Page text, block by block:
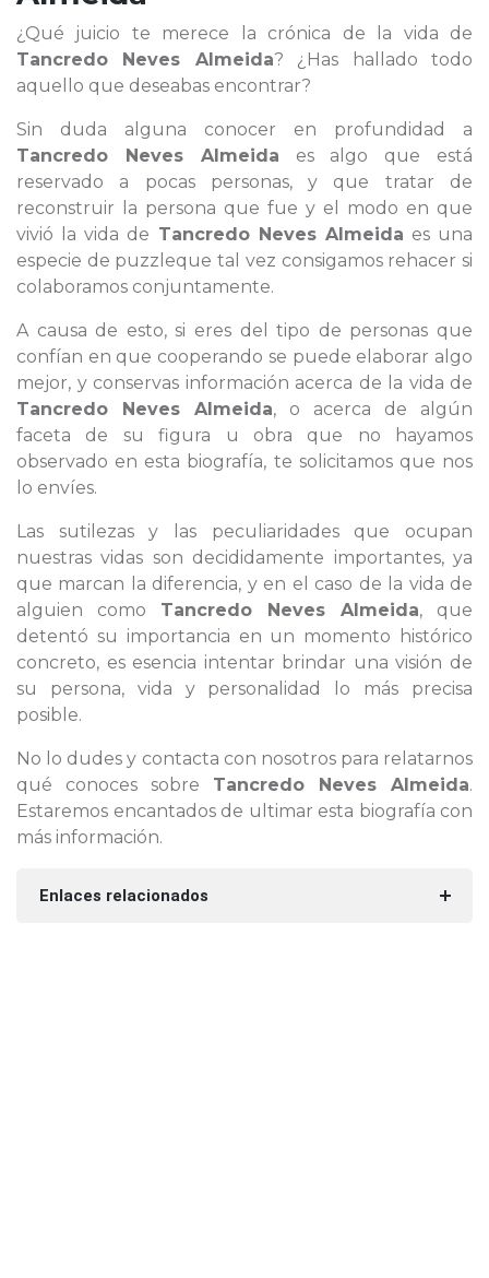
¿Qué juicio te merece la crónica de la vida de
Tancredo Neves Almeida? ¿Has hallado todo
aquello que deseabas encontrar?
Sin duda alguna conocer en profundidad a
Tancredo Neves Almeida es algo que está
reservado a pocas personas, y que tratar de
reconstruir la persona que fue y el modo en que
vivió la vida de Tancredo Neves Almeida es una
especie de puzzleque tal vez consigamos rehacer si
colaboramos conjuntamente.
A causa de esto, si eres del tipo de personas que
confían en que cooperando se puede elaborar algo
mejor, y conservas información acerca de la vida de
Tancredo Neves Almeida, o acerca de algún
faceta de su figura u obra que no hayamos
observado en esta biografía, te solicitamos que nos
lo envíes.
Las sutilezas y las peculiaridades que ocupan
nuestras vidas son decididamente importantes, ya
que marcan la diferencia, y en el caso de la vida de
alguien como Tancredo Neves Almeida, que
detentó su importancia en un momento histórico
concreto, es esencia intentar brindar una visión de
su persona, vida y personalidad lo más precisa
posible.
No lo dudes y contacta con nosotros para relatarnos
qué conoces sobre Tancredo Neves Almeida.
Estaremos encantados de ultimar esta biografía con
más información.
Enlaces relacionados